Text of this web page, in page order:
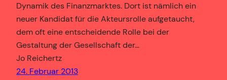
Dynamik des Finanzmarktes. Dort ist nämlich ein
neuer Kandidat für die Akteursrolle aufgetaucht,
dem oft eine entscheidende Rolle bei der
Gestaltung der Gesellschaft der…
Jo Reichertz
24. Februar 2013